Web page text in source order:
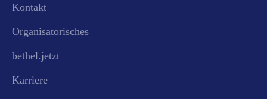
Kontakt
Organisatorisches
bethel.jetzt
Karriere